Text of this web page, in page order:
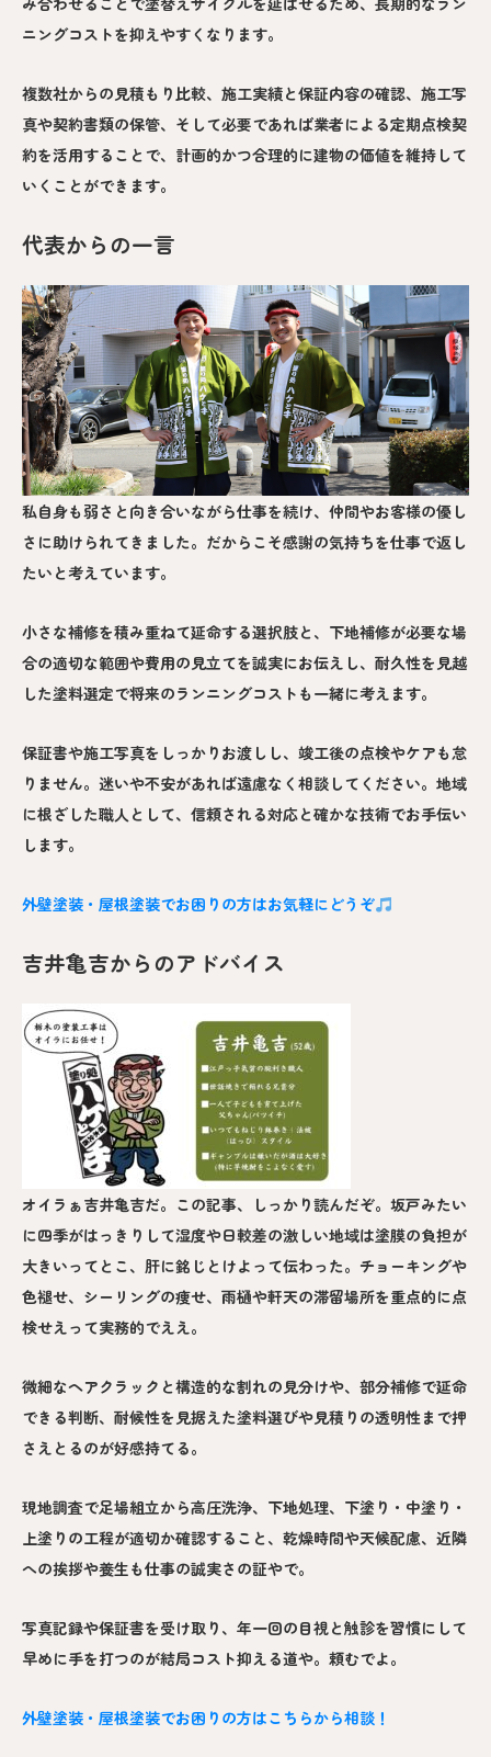
ニングコストを抑えやすくなります。
複数社からの見積もり比較、施工実績と保証内容の確認、施工写
真や契約書類の保管、そして必要であれば業者による定期点検契
約を活用することで、計画的かつ合理的に建物の価値を維持して
いくことができます。
代表からの一言
私自身も弱さと向き合いながら仕事を続け、仲間やお客様の優し
さに助けられてきました。だからこそ感謝の気持ちを仕事で返し
たいと考えています。
小さな補修を積み重ねて延命する選択肢と、下地補修が必要な場
合の適切な範囲や費用の見立てを誠実にお伝えし、耐久性を見越
した塗料選定で将来のランニングコストも一緒に考えます。
保証書や施工写真をしっかりお渡しし、竣工後の点検やケアも怠
りません。迷いや不安があれば遠慮なく相談してください。地域
に根ざした職人として、信頼される対応と確かな技術でお手伝い
します。
外壁塗装・屋根塗装でお困りの方はお気軽にどうぞ
吉井亀吉からのアドバイス
オイラぁ吉井亀吉だ。この記事、しっかり読んだぞ。坂戸みたい
に四季がはっきりして湿度や日較差の激しい地域は塗膜の負担が
大きいってとこ、肝に銘じとけよって伝わった。チョーキングや
色褪せ、シーリングの痩せ、雨樋や軒天の滞留場所を重点的に点
検せえって実務的でええ。
微細なヘアクラックと構造的な割れの見分けや、部分補修で延命
できる判断、耐候性を見据えた塗料選びや見積りの透明性まで押
さえとるのが好感持てる。
現地調査で足場組立から高圧洗浄、下地処理、下塗り・中塗り・
上塗りの工程が適切か確認すること、乾燥時間や天候配慮、近隣
への挨拶や養生も仕事の誠実さの証やで。
写真記録や保証書を受け取り、年一回の目視と触診を習慣にして
早めに手を打つのが結局コスト抑える道や。頼むでよ。
外壁塗装・屋根塗装でお困りの方はこちらから相談！